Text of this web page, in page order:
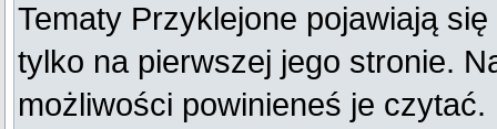
Tematy Przyklejone pojawiają
tylko na pierwszej jego stronie.
możliwości powinieneś je czytać.